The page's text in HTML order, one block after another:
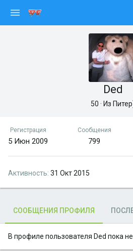
Ded
50 · Из
Регистрация
5 Июн 2009
Сообщения
799
Активность 31 Окт 2015
СООБЩЕНИЯ ПРОФИЛЯ
В профиле пользователя Ded пока